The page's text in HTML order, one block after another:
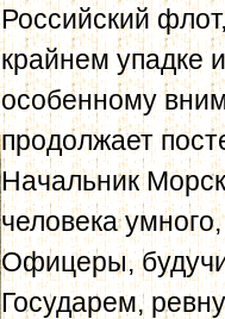
Российский
крайнем упадке
особенному
продолжает
Начальник
человека
Офицеры,
Государем,